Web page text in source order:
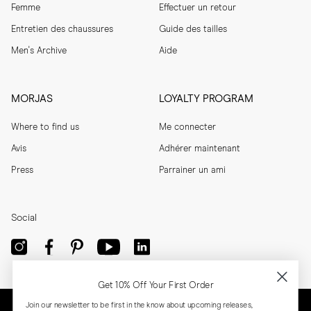
Femme
Entretien des chaussures
Men's Archive
Effectuer un retour
Guide des tailles
Aide
MORJAS
Where to find us
Avis
Press
LOYALTY PROGRAM
Me connecter
Adhérer maintenant
Parrainer un ami
Social
Get 10% Off Your First Order
Join our newsletter to be first in the know about upcoming releases,